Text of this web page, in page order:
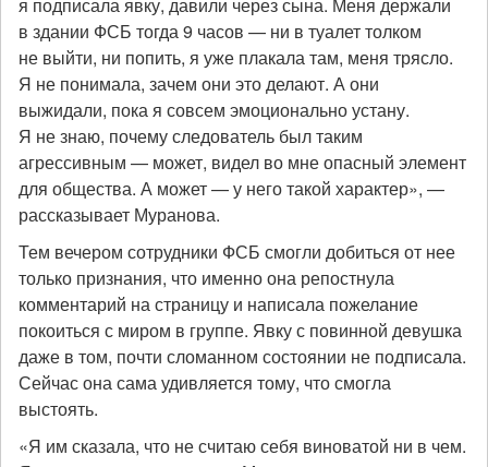
я подписала явку, давили через сына. Меня держали
в здании ФСБ тогда 9 часов — ни в туалет толком
не выйти, ни попить, я уже плакала там, меня трясло.
Я не понимала, зачем они это делают. А они
выжидали, пока я совсем эмоционально устану.
Я не знаю, почему следователь был таким
агрессивным — может, видел во мне опасный элемент
для общества. А может — у него такой характер», —
рассказывает Муранова.
Тем вечером сотрудники ФСБ смогли добиться от нее
только признания, что именно она репостнула
комментарий на страницу и написала пожелание
покоиться с миром в группе. Явку с повинной девушка
даже в том, почти сломанном состоянии не подписала.
Сейчас она сама удивляется тому, что смогла
выстоять.
«Я им сказала, что не считаю себя виноватой ни в чем.